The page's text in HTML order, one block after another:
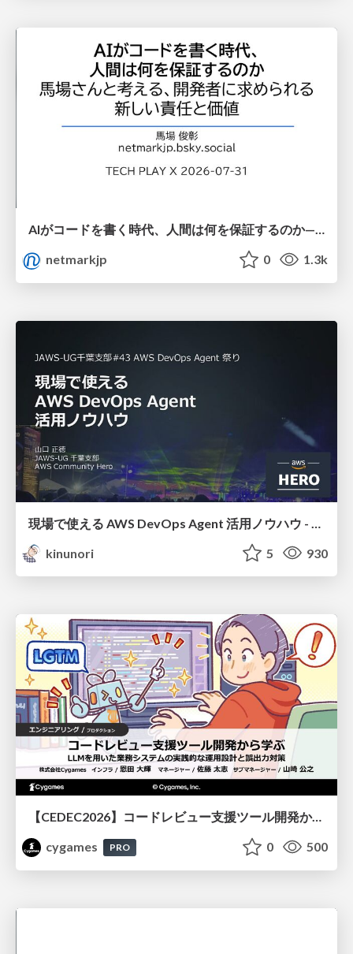
AIがコードを書く時代、人間は何を保証するのか———馬場さんと考える、開発者に求められる新しい責任と価値 - TECH PLAY
netmarkjp
0 1.3k
kinunori
5 930
【CEDEC2026】コードレビュー支援ツール開発から学ぶ：LLMを用いた業務システムの実践的な運用設計と誤出力対策
cygames
PRO 0 500